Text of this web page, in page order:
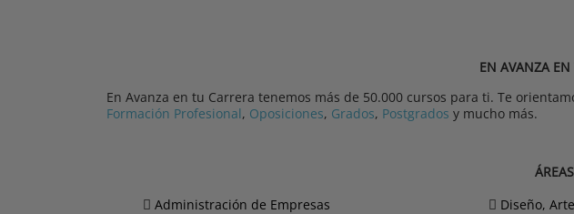
EN AVANZA
En Avanza en tu Carrera tenemos más de 50.000 cursos para ti. Te
Formación Profesional, Oposiciones, Grados, Postgrados y mucho más.
Administración de Empresas
Diseño,